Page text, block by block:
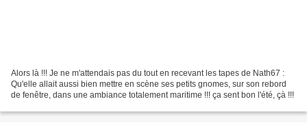
Alors là !!! Je ne m'attendais pas du tout en recevant les tapes de Nath67 :
Qu'elle allait aussi bien mettre en scène ses petits gnomes, sur son rebord
de fenêtre, dans une ambiance totalement maritime !!! ça sent bon l'été, çà !!!